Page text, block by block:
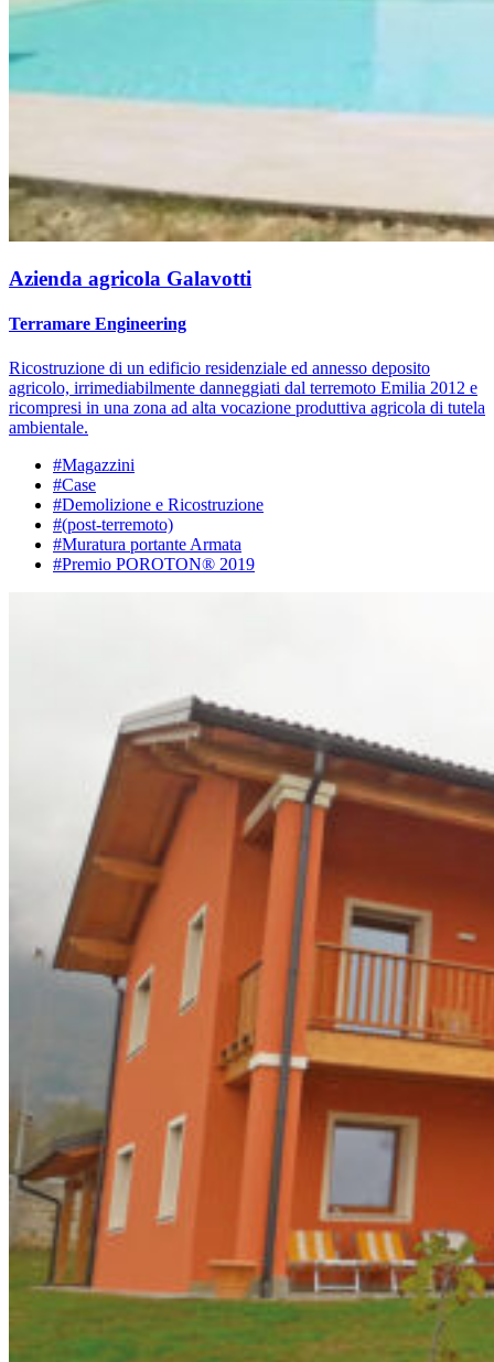
Azienda agricola Galavotti
Terramare Engineering
Ricostruzione di un edificio residenziale ed annesso deposito
agricolo, irrimediabilmente danneggiati dal terremoto Emilia 2012 e
ricompresi in una zona ad alta vocazione produttiva agricola di tutela
ambientale.
#Magazzini
#Case
#Demolizione e Ricostruzione
#(post-terremoto)
#Muratura portante Armata
#Premio POROTON® 2019